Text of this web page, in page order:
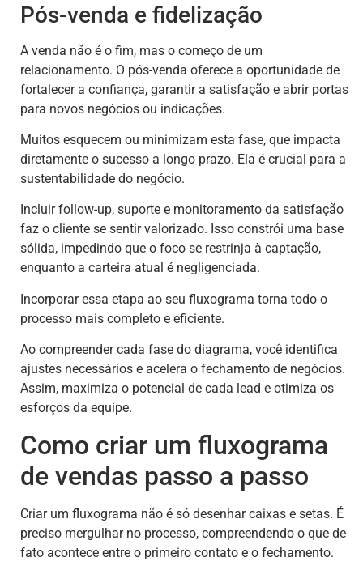
Pós-venda e fidelização
A venda não é o fim, mas o começo de um
relacionamento. O pós-venda oferece a oportunidade de
fortalecer a confiança, garantir a satisfação e abrir portas
para novos negócios ou indicações.
Muitos esquecem ou minimizam esta fase, que impacta
diretamente o sucesso a longo prazo. Ela é crucial para a
sustentabilidade do negócio.
Incluir follow-up, suporte e monitoramento da satisfação
faz o cliente se sentir valorizado. Isso constrói uma base
sólida, impedindo que o foco se restrinja à captação,
enquanto a carteira atual é negligenciada.
Incorporar essa etapa ao seu fluxograma torna todo o
processo mais completo e eficiente.
Ao compreender cada fase do diagrama, você identifica
ajustes necessários e acelera o fechamento de negócios.
Assim, maximiza o potencial de cada lead e otimiza os
esforços da equipe.
Como criar um fluxograma
de vendas passo a passo
Criar um fluxograma não é só desenhar caixas e setas. É
preciso mergulhar no processo, compreendendo o que de
fato acontece entre o primeiro contato e o fechamento.